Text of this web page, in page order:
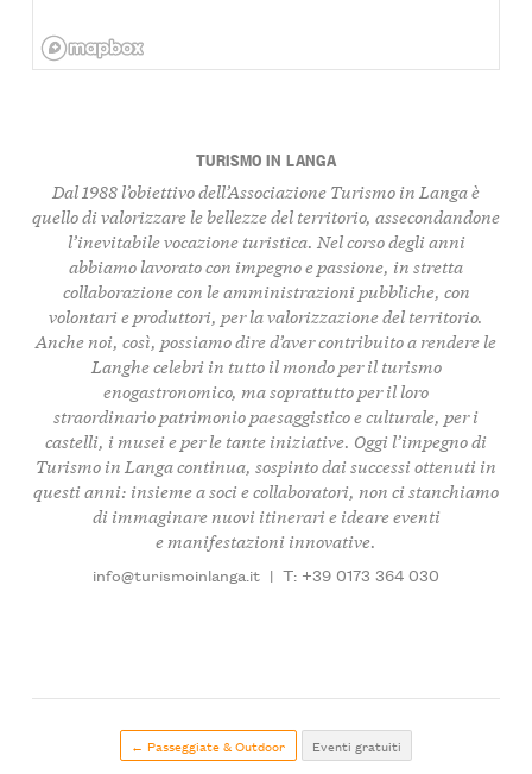
TURISMO IN LANGA
Dal 1988 l’obiettivo dell’Associazione Turismo in Langa è
quello divalorizzare le bellezze del territorio, assecondandone
l’inevitabile vocazione turistica. Nel corso degli anni
abbiamo lavorato con impegno e passione, in stretta
collaborazione con le amministrazioni pubbliche, con
volontari e produttori, per la valorizzazione del territorio.
Anche noi, così, possiamo dire d’aver contribuito a rendere le
Langhe celebri in tutto il mondo per il turismo
enogastronomico, ma soprattutto per il loro
straordinariopatrimonio paesaggistico e culturale, per i
castelli, i museie per le tante iniziative. Oggi l’impegno di
Turismo in Langa continua, sospinto dai successi ottenuti in
questi anni: insieme a soci e collaboratori, non ci stanchiamo
di immaginare nuovi itinerari e ideare eventi
e manifestazioni innovative.
info@turismoinlanga.it | T: +39 0173 364 030
← Passeggiate & Outdoor Eventi gratuiti